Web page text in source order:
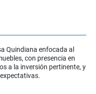
Quindiana enfocada al
con presencia en
a la inversión pertinente, y